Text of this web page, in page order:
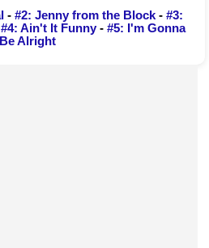
- #2: Jenny from the Block - #3:
#4: Ain't It Funny - #5: I'm Gonna
Be Alright